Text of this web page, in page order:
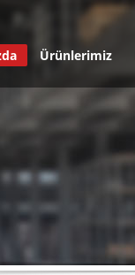
Ürünlerimiz